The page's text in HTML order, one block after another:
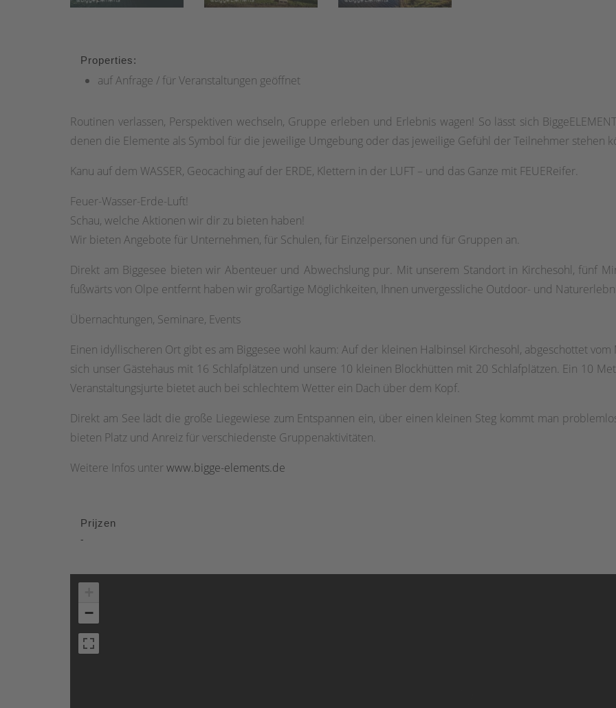
Properties:
auf Anfrage / für Veranstaltungen geöffnet
Routinen verlassen, Perspektiven wechseln, Gruppe erleben und Erlebnis wagen! So lässt sich
denen die Elemente als Symbol für die jeweilige Umgebung oder das jeweilige Gefühl der Teilnehmer stehen
Kanu auf dem WASSER, Geocaching auf der ERDE, Klettern in der LUFT – und das Ganze mit FEUEReifer.
Feuer-Wasser-Erde-Luft!
Schau, welche Aktionen wir dir zu bieten haben!
Wir bieten Angebote für Unternehmen, für Schulen, für Einzelpersonen und für Gruppen an.
Direkt am Biggesee bieten wir Abenteuer und Abwechslung pur. Mit unserem Standort in Kirchesohl, fünf
fußwärts von Olpe entfernt haben wir großartige Möglichkeiten, Ihnen unvergessliche Outdoor- und
Übernachtungen, Seminare, Events
Einen idyllischeren Ort gibt es am Biggesee wohl kaum: Auf der kleinen Halbinsel Kirchesohl, abgeschottet
sich unser Gästehaus mit 16 Schlafplätzen und unsere 10 kleinen Blockhütten mit 20 Schlafplätzen. Ein 10
Veranstaltungsjurte bietet auch bei schlechtem Wetter ein Dach über dem Kopf.
Direkt am See lädt die große Liegewiese zum Entspannen ein, über einen kleinen Steg kommt man
bieten Platz und Anreiz für verschiedenste Gruppenaktivitäten.
Weitere Infos unterwww.bigge-elements.de
Prijzen
-
−